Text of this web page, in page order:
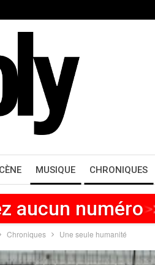
MUSIQUE CHRONIQUES
aucun numéro
Chroniques Une seule humanité